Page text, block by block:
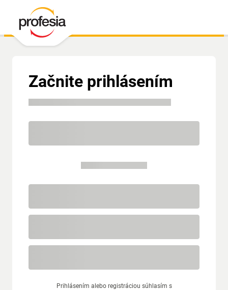
Začnite prihlásením
Prihlásením alebo registráciou súhlasím s